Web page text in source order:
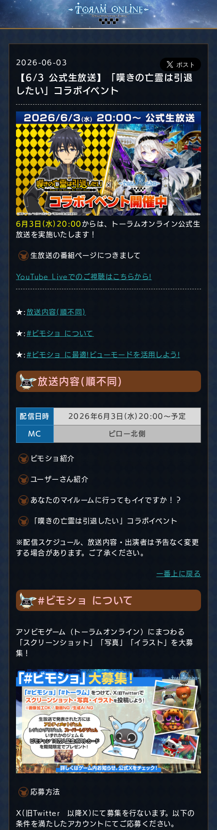
2026-06-03
【6/3 公式生放送】「嘆きの亡霊は引退
したい」コラボイベント
6月3日(水)20:00 からは、トーラムオンライン公式生
放送を実施いたします！
生放送の番組ページにつきまして
YouTube Liveでのご視聴はこちらから!
★: 放送内容(順不同)
★: #ビモショ について
★: #ビモショ に最適!ビューモードを活用しよう!
放送内容(順不同)
配信日時 2026年6月3日(水)20:00～予定
MC ピロー北側
ビモショ紹介
ユーザーさん紹介
あなたのマイルームに行ってもイイですか！？
「嘆きの亡霊は引退したい」コラボイベント
※配信スケジュール、放送内容・出演者は予告なく変更
する場合があります。ご了承ください。
一番上に戻る
#ビモショ について
アソビモゲーム（トーラムオンライン）にまつわる
「スクリーンショット」「写真」「イラスト」を大募
集！
応募方法
X(旧Twitter 以降X)にて募集を行ないます。以下の
条件を満たしたアカウントにてご応募ください。